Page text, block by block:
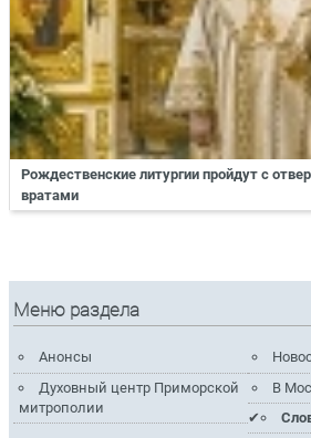
Рождественские литургии пройдут с
вратами
Меню раздела
Анонсы
Духовный центр Приморской
митрополии
В